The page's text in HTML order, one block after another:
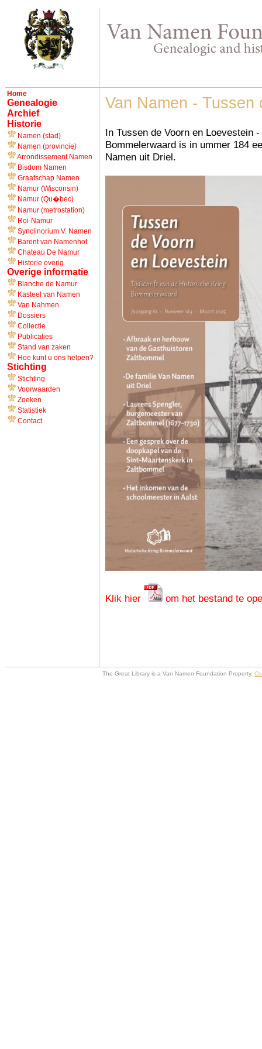
Home
Genealogie
Archief
Historie
Namen (stad)
Namen (provincie)
Arrondissement Namen
Bisdom Namen
Graafschap Namen
Namur (Wisconsin)
Namur (Qu�bec)
Namur (metrostation)
Roi-Namur
Synclinorium V. Namen
Barent van Namenhof
Chateau De Namur
Historie overig
Overige informatie
Blanche de Namur
Kasteel van Namen
Van Nahmen
Dossiers
Collectie
Publicaties
Stand van zaken
Hoe kunt u ons helpen?
Stichting
Stichting
Voorwaarden
Zoeken
Statistiek
Contact
Van Namen - Tussen
In Tussen de Voorn en Loevestein
Bommelerwaard is in ummer 184
Namen uit Driel.
Klik hier om het bestand te
The Great Library is a Van Namen Foundation Property.